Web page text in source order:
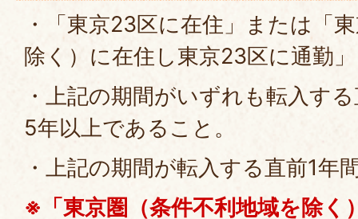
・「東京23区に在住」または「
除く）に在住し東京23区に通勤
・上記の期間がいずれも転入す
5年以上であること。
・上記の期間が転入する直前1年
※「東京圏（条件不利地域を除く